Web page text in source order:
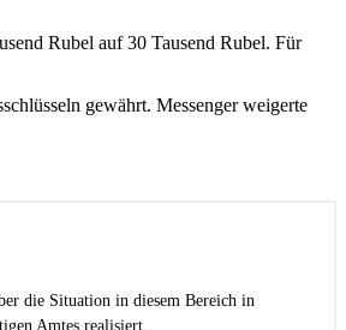
Rubel auf 30 Tausend Rubel. Für
gewährt. Messenger weigerte
die Situation in diesem Bereich in
Amtes realisiert.